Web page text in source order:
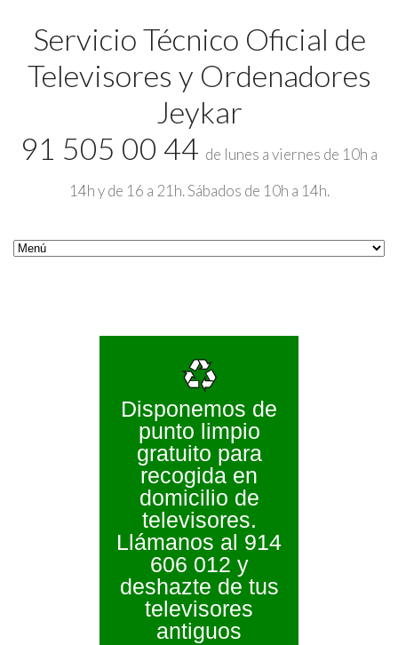
Servicio Técnico Oficial de
Televisores y Ordenadores
Jeykar
91 505 00 44 de lunes a viernes de 10h a
14h y de 16 a 21h. Sábados de 10h a 14h.
Disponemos de
punto limpio
gratuito para
recogida en
domicilio de
televisores.
Llámanos al 914
606 012 y
deshazte de tus
televisores
antiguos